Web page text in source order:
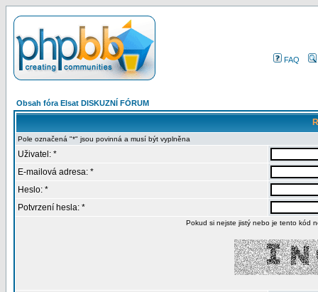
FAQ
Obsah fóra Elsat DISKUZNÍ FÓRUM
Pole označená "*" jsou povinná a musí být vyplněna
Uživatel: *
E-mailová adresa: *
Heslo: *
Potvrzení hesla: *
Pokud si nejste jistý nebo je tento kód